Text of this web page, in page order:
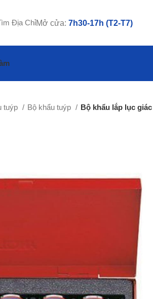
Địa ChỉMở cửa: 7h30-17h (T2-T7)
tuýp Bộ khẩu tuýp Bộ khẩu lắp lục